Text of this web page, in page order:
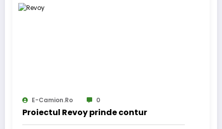
E-Camion.ro 0
Proiectul Revoy prinde contur